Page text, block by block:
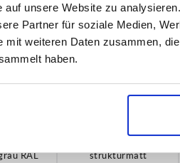
auf unsere Website zu
Partner für soziale Medien,
mit weiteren Daten zusammen,
haben.
RAL
strukturmatt
RAL
RAL
strukturmatt